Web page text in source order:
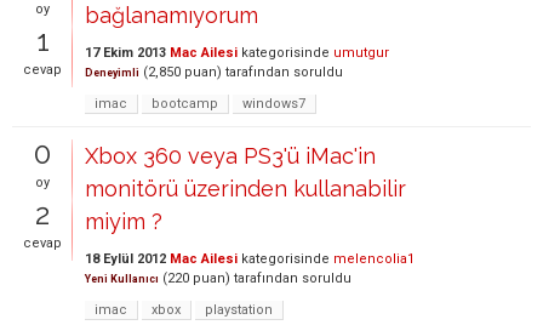
oy
1
cevap
bağlanamıyorum
17 Ekim 2013 Mac Ailesi kategorisinde umutgur
Deneyimli (2,850 puan) tarafından soruldu
imac
bootcamp windows7
0
oy
2
cevap
Xbox 360 veya PS3'ü iMac'in
monitörü üzerinden kullanabilir
miyim ?
18 Eylül 2012 Mac Ailesi kategorisinde melencolia1
Yeni Kullanıcı (220 puan) tarafından soruldu
imac
xbox playstation